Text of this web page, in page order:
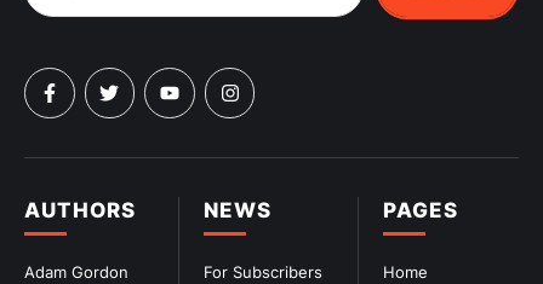
PAGES
Home
NEWS
For Subscribers
AUTHORS
Adam Gordon